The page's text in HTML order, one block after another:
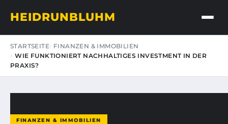
HEIDRUNBLUHM
STARTSEITE FINANZEN & IMMOBILIEN
WIE FUNKTIONIERT NACHHALTIGES INVESTMENT IN DER
PRAXIS?
FINANZEN & IMMOBILIEN